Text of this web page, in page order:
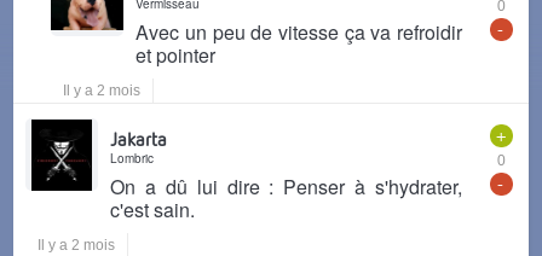
0
-
Vermisseau
Avec un peu de vitesse ça va refroidir
et pointer
Il y a 2 mois
+
0
-
Jakarta
Lombric
On a dû lui dire : Penser à s'hydrater,
c'est sain.
Il y a 2 mois